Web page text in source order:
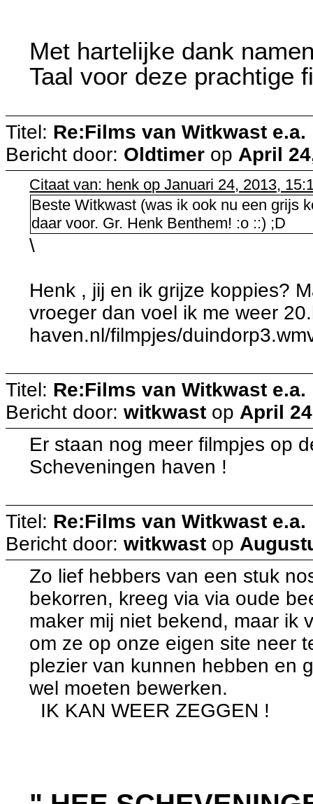
Met hartelijke dank
Taal voor deze prachtige
Titel: Re:Films van Witkwast e.a.
Bericht door: Oldtimer op April
Citaat van: henk op Januari 24, 2013,
Beste Witkwast (was ik ook nu een grijs
daar voor. Gr. Henk Benthem! :o ::) ;D
\
Henk , jij en ik grijze koppies?
vroeger dan voel ik me weer
haven.nl/filmpjes/
Titel: Re:Films van Witkwast e.a.
Bericht door: witkwast op April
Er staan nog meer filmpjes op
Scheveningen haven !
Titel: Re:Films van Witkwast e.a.
Bericht door: witkwast op
Zo lief hebbers van een stuk
bekorren, kreeg via via oude
maker mij niet bekend, maar ik
om ze op onze eigen site neer
plezier van kunnen hebben en
wel moeten bewerken.
IK KAN WEER ZEGGEN !